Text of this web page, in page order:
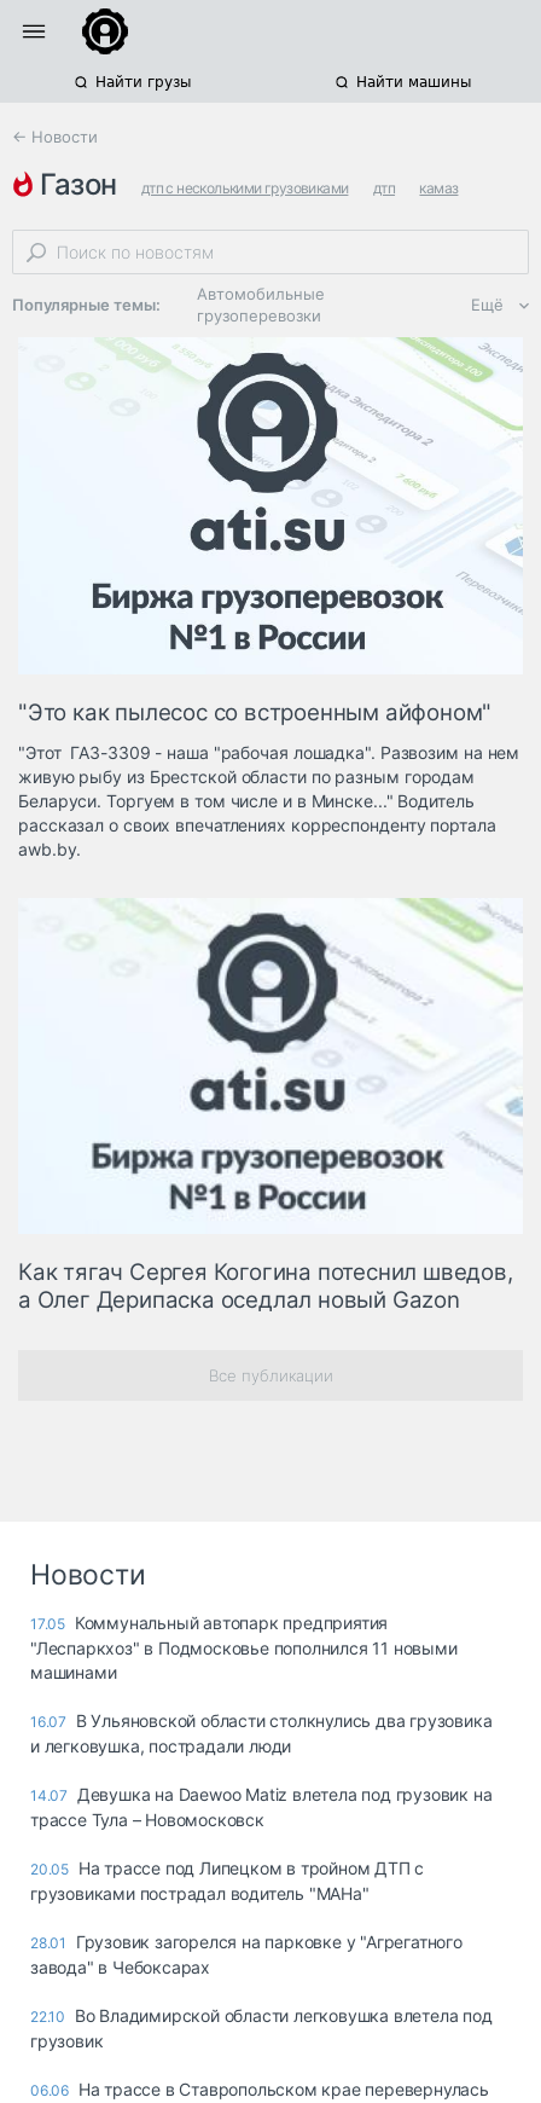
Найти грузы Найти машины
← Новости
газон дтп с несколькими грузовиками дтп камаз
Популярные темы:
Автомобильные
грузоперевозки
Региональная
логистика
ЭДО, ИТ в
логистике
Дороги,
инфраструктура
Логистика, грузы
Негабаритные и
опасные грузы
Безопасность и
Таможня и ВЭД
Склады и
грузовые
терминалы
Коммерческий
Спецтехника
Автосервис,
запчасти, шины
Топливо, масла и
автохимия
Дзен
Ещё
"Это как пылесос со встроенным айфоном"
"Этот ГАЗ-3309 - наша "рабочая лошадка". Развозим на нем
живую рыбу из Брестской области по разным городам
Беларуси. Торгуем в том числе и в Минске..." Водитель
рассказал о своих впечатлениях корреспонденту портала
awb.by.
Как тягач Сергея Когогина потеснил шведов,
а Олег Дерипаска оседлал новый Gazon
Все публикации
Новости
17.05 Коммунальный автопарк предприятия
"Леспаркхоз" в Подмосковье пополнился 11 новыми
машинами
16.07
В Ульяновской области столкнулись два грузовика
и легковушка, пострадали люди
14.07
Девушка на Daewoo Matiz влетела под грузовик на
трассе Тула – Новомосковск
20.05 На трассе под Липецком в тройном ДТП с
грузовиками пострадал водитель "МАНа"
28.01
Грузовик загорелся на парковке у "Агрегатного
завода" в Чебоксарах
22.10
Во Владимирской области легковушка влетела под
грузовик
06.06 На трассе в Ставропольском крае перевернулась